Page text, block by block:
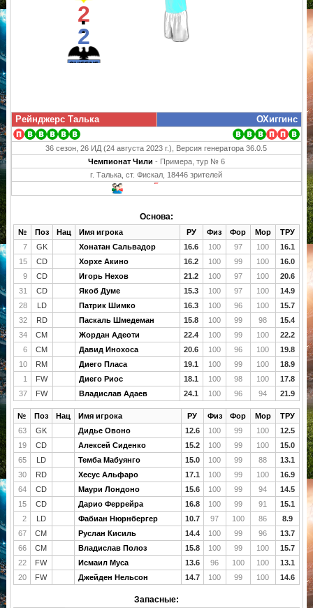
2
:
2
Рейнджерс Талька ОХиггинс
36 сезон, 26 ИД (24 августа 2023 г.), Версия генератора 36.0.5
Чемпионат Чили - Примера, тур № 6
г. Талька, ст. Фискал, 18446 зрителей
Основа:
№ Поз Нац Имя игрока РУ Физ Фор Мор
ТРУ
7
GK Хонатан Сальвадор 16.6 100 97 100
16.1
15
CD Хорхе Акино 16.2 100 99 100
16.0
9
CD Игорь Нехов 21.2 100 97 100
20.6
31
CD Якоб Думе 15.3 100 97 100
14.9
28
LD Патрик Шимко 16.3 100 96 100
15.7
32
RD Паскаль Шмедеман 15.8 100 99 98
15.4
34
CM Жордан Адеоти 22.4 100 99 100
22.2
6
CM Давид Инохоса 20.6 100 96 100
19.8
10
RM Диего Пласа 19.1 100 99 100
18.9
1
FW Диего Риос 18.1 100 98 100
17.8
37
FW Владислав Адаев 24.1 100 96 94 21.9
№ Поз Нац Имя игрока РУ Физ Фор Мор
ТРУ
63
GK Дидье Овоно 12.6 100 99 100
12.5
19
CD Алексей Сиденко 15.2 100 99 100
15.0
65
LD Темба Мабуянго 15.0 100 99 88
13.1
30
RD Хесус Альфаро 17.1 100 99 100
16.9
64
CD Маури Лондоно 15.6 100 99 94
14.5
15
CD Дарио Феррейра 16.8 100 99 91
15.1
2
LD Фабиан Нюрнбергер 10.7 97 100 86
8.9
67
CM Руслан Кисиль 14.4 100 99 96
13.7
66
CM Владислав Полоз 15.8 100 99 100
15.7
22
FW Исмаил Муса 13.6 96 100 100
13.1
20
FW Джейден Нельсон 14.7 100 99 100 14.6
Запасные: